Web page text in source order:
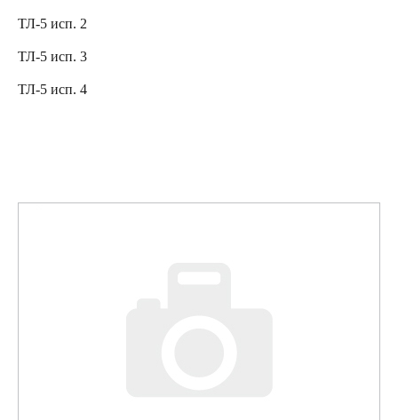
ТЛ-5 исп. 2
ТЛ-5 исп. 3
ТЛ-5 исп. 4